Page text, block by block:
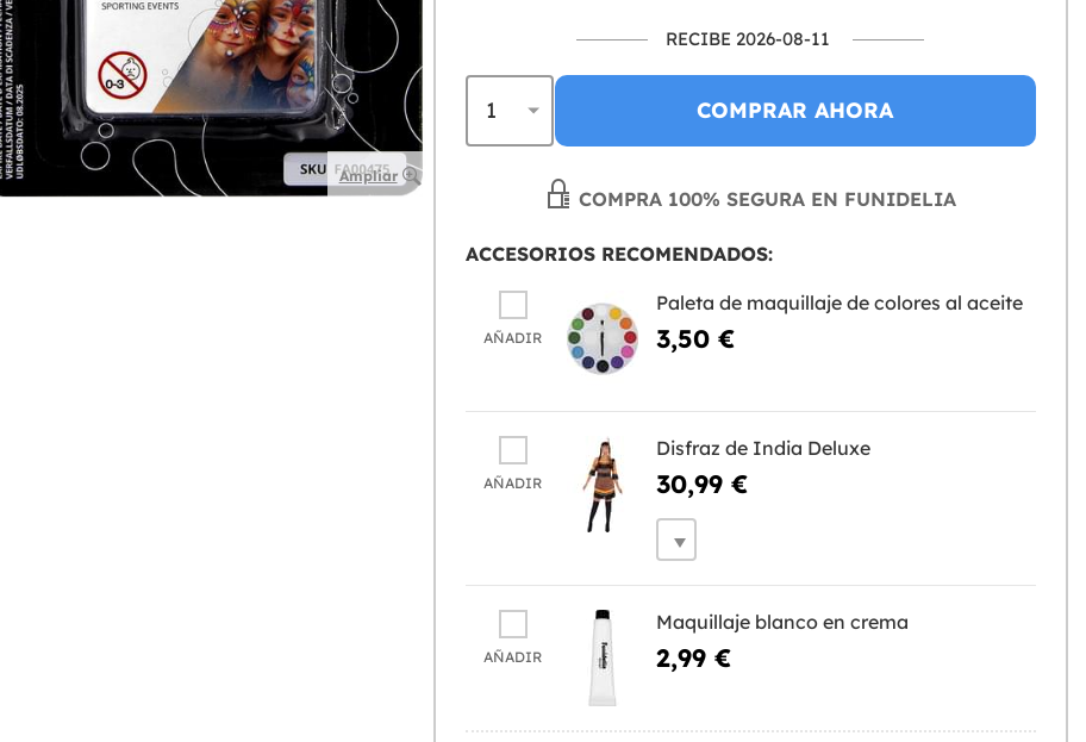
Ampliar
RECIBE 2026-08-11
COMPRAR AHORA
COMPRA 100% SEGURA EN FUNIDELIA
ACCESORIOS RECOMENDADOS:
AÑADIR
Paleta de maquillaje de colores al aceite
3,50 €
AÑADIR
Disfraz de India Deluxe
30,99 €
AÑADIR
Maquillaje blanco en crema
2,99 €